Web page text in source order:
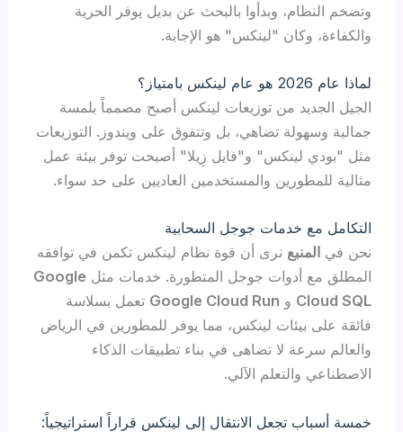
وتضخم النظام، وبدأوا بالبحث عن بديل يوفر الحرية
والكفاءة، وكان "لينكس" هو الإجابة.
لماذا عام 2026 هو عام لينكس بامتياز؟
الجيل الجديد من توزيعات لينكس أصبح مصمماً بلمسة
جمالية وسهولة تضاهي، بل وتتفوق على ويندوز. التوزيعات
مثل "بودي لينكس" و"فايل زِيلا" أصبحت توفر بيئة عمل
مثالية للمطورين والمستخدمين العاديين على حد سواء.
التكامل مع خدمات جوجل السحابية
نحن في المنبع نرى أن قوة نظام لينكس تكمن في توافقه
المطلق مع أدوات جوجل المتطورة. خدمات مثل Google
Cloud SQL و Google Cloud Run تعمل بسلاسة
فائقة على بيئات لينكس، مما يوفر للمطورين في الرياض
والعالم سرعة لا تضاهى في بناء تطبيقات الذكاء
الاصطناعي والتعلم الآلي.
خمسة أسباب تجعل الانتقال إلى لينكس قراراً استراتيجياً: